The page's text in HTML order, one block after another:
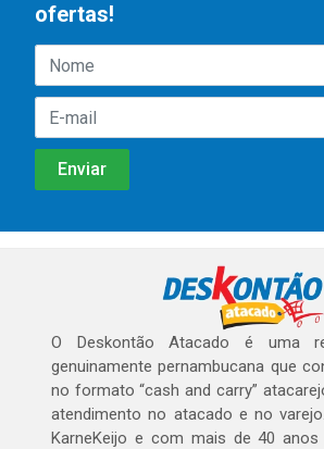
ofertas!
O Deskontão Atacado é uma
genuinamente pernambucana que
no formato “cash and carry”
atendimento no atacado e no
KarneKeijo e com mais de 40